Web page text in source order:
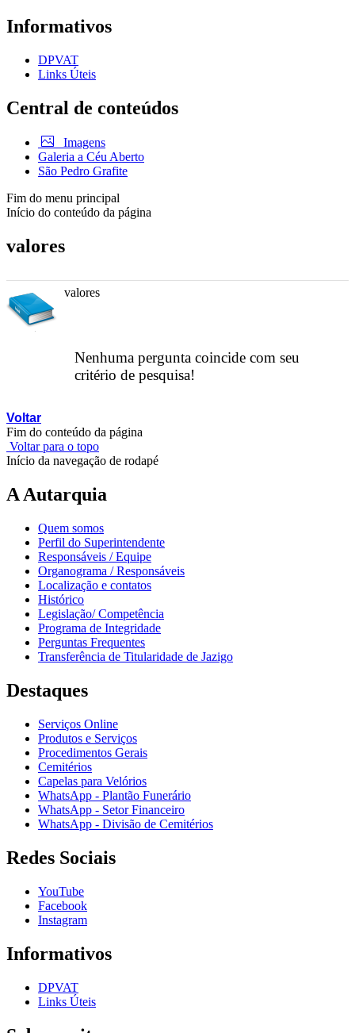
Informativos
DPVAT
Links Úteis
Central de conteúdos
Imagens
Galeria a Céu Aberto
São Pedro Grafite
Fim do menu principal
Início do conteúdo da página
valores
valores
Nenhuma pergunta coincide com seu
critério de pesquisa!
Voltar
Fim do conteúdo da página
Voltar para o topo
Início da navegação de rodapé
A Autarquia
Quem somos
Perfil do Superintendente
Responsáveis / Equipe
Organograma / Responsáveis
Localização e contatos
Histórico
Legislação/ Competência
Programa de Integridade
Perguntas Frequentes
Transferência de Titularidade de Jazigo
Destaques
Serviços Online
Produtos e Serviços
Procedimentos Gerais
Cemitérios
Capelas para Velórios
WhatsApp - Plantão Funerário
WhatsApp - Setor Financeiro
WhatsApp - Divisão de Cemitérios
Redes Sociais
YouTube
Facebook
Instagram
Informativos
DPVAT
Links Úteis